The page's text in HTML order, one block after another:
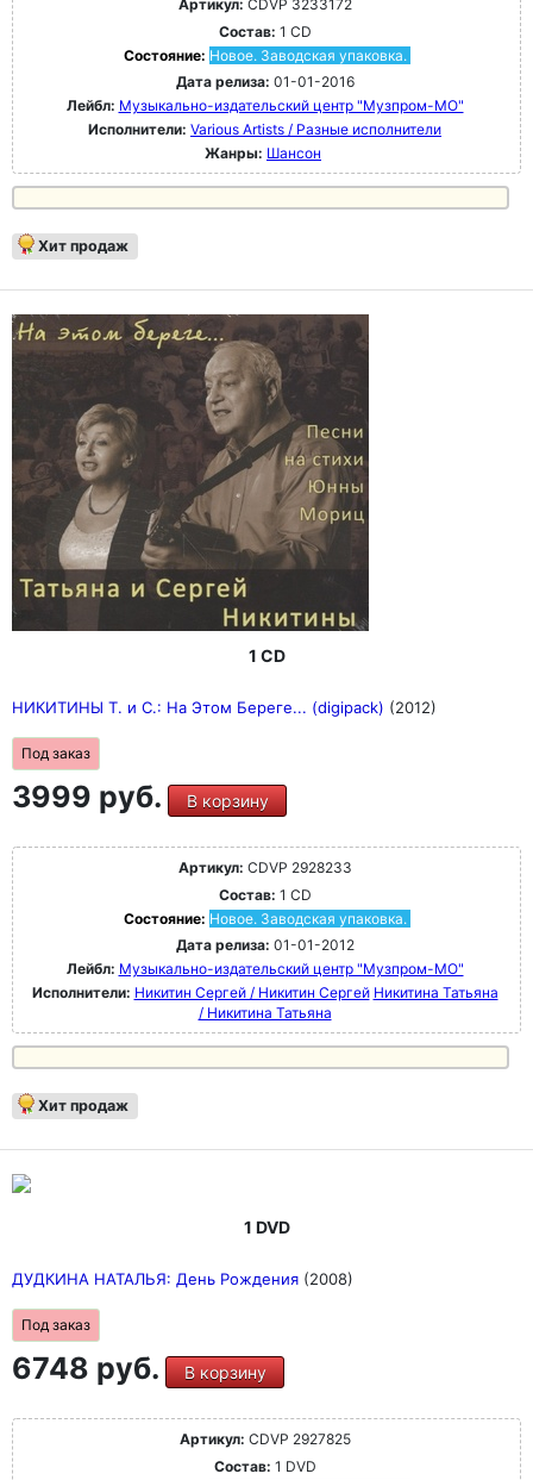
Артикул: CDVP 3233172
Состав: 1 CD
Состояние: Новое. Заводская упаковка.
Дата релиза: 01-01-2016
Лейбл: Музыкально-издательский центр "Музпром-МО"
Исполнители: Various Artists / Разные исполнители
Жанры: Шансон
Хит продаж
1 CD
НИКИТИНЫ Т. и С.: На Этом Береге... (digipack) (2012)
Под заказ
3999 руб. В корзину
Артикул: CDVP 2928233
Состав: 1 CD
Состояние: Новое. Заводская упаковка.
Дата релиза: 01-01-2012
Лейбл: Музыкально-издательский центр "Музпром-МО"
Исполнители: Никитин Сергей / Никитин Сергей Никитина Татьяна
/ Никитина Татьяна
Хит продаж
1 DVD
ДУДКИНА НАТАЛЬЯ: День Рождения (2008)
Под заказ
6748 руб. В корзину
Артикул: CDVP 2927825
Состав: 1 DVD